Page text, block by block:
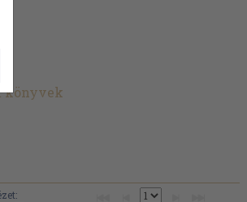
könyvek